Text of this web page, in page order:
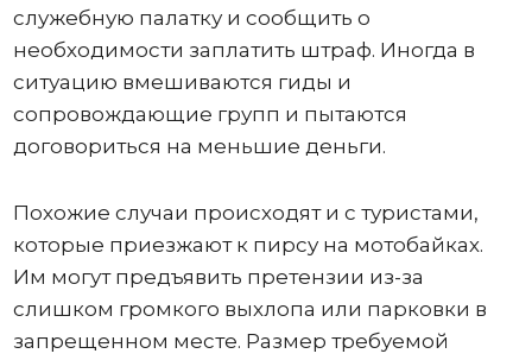
служебную палатку и сообщить о
необходимости заплатить штраф. Иногда в
ситуацию вмешиваются гиды и
сопровождающие групп и пытаются
договориться на меньшие деньги.
Похожие случаи происходят и с туристами,
которые приезжают к пирсу на мотобайках.
Им могут предъявить претензии из-за
слишком громкого выхлопа или парковки в
запрещенном месте. Размер требуемой